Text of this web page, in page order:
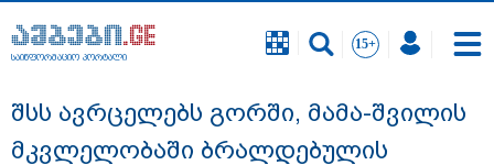
საინფორმაციო პორტალი
საინფორმაციო პორტალი
შსს ავრცელებს გორში, მამა-შვილის
მკვლელობაში ბრალდებულის